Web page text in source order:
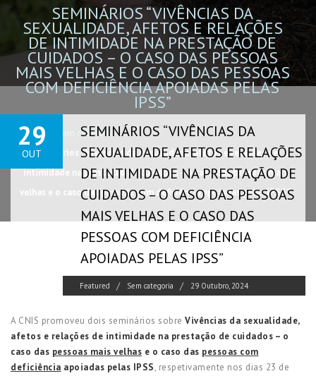
SEMINÁRIOS “VIVÊNCIAS DA
SEXUALIDADE, AFETOS E RELAÇÕES
DE INTIMIDADE NA PRESTAÇÃO DE
CUIDADOS – O CASO DAS PESSOAS
MAIS VELHAS E O CASO DAS PESSOAS
COM DEFICIÊNCIA APOIADAS PELAS
IPSS”
Home
Sem categoria
Seminários “Vivências da sexualidade, afetos e relações de
intimidade na prestação de cuidados – o caso das pessoas mais
velhas e o caso das pessoas com deficiência apoiadas pelas IPSS”
29
OUT
SEMINÁRIOS “VIVÊNCIAS DA
SEXUALIDADE, AFETOS E RELAÇÕES
DE INTIMIDADE NA PRESTAÇÃO DE
CUIDADOS – O CASO DAS PESSOAS
MAIS VELHAS E O CASO DAS
PESSOAS COM DEFICIÊNCIA
APOIADAS PELAS IPSS”
Featured Sem categoria 29 Outubro, 2024
A CNIS promoveu dois seminários sobre Vivências da sexualidade,
afetos e relações de intimidade na prestação de cuidados – o
caso das pessoas mais velhas e o caso das pessoas com
deficiência apoiadas pelas IPSS, respetivamente nos dias 23 de